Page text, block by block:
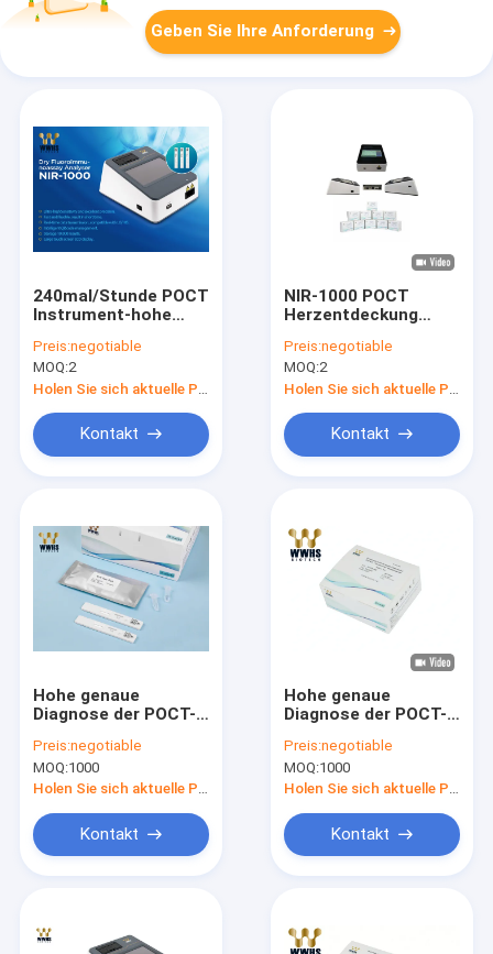
Produkte
Geben Sie Ihre Anforderung
240mal/Stunde POCT
Instrument-hohe
Fluoroimmunoassay
Analyser
Preis:negotiable
MOQ:2
Kontakt
NIR-1000 POCT
Herzentdeckung
Analyzer Fors CK-MB
Preis:negotiable
MOQ:2
Kontakt
Hohe genaue
Diagnose der POCT-
IL-6 FIA Rapid
Quantitative Test Kit
Preis:negotiable
MOQ:1000
Holen Sie sich aktuelle Preis
Kontakt
Hohe genaue
Diagnose der POCT-
IL-6 FIA Rapid
Quantitative Test Kit
Preis:negotiable
MOQ:1000
Holen Sie sich aktuelle Preis
Kontakt